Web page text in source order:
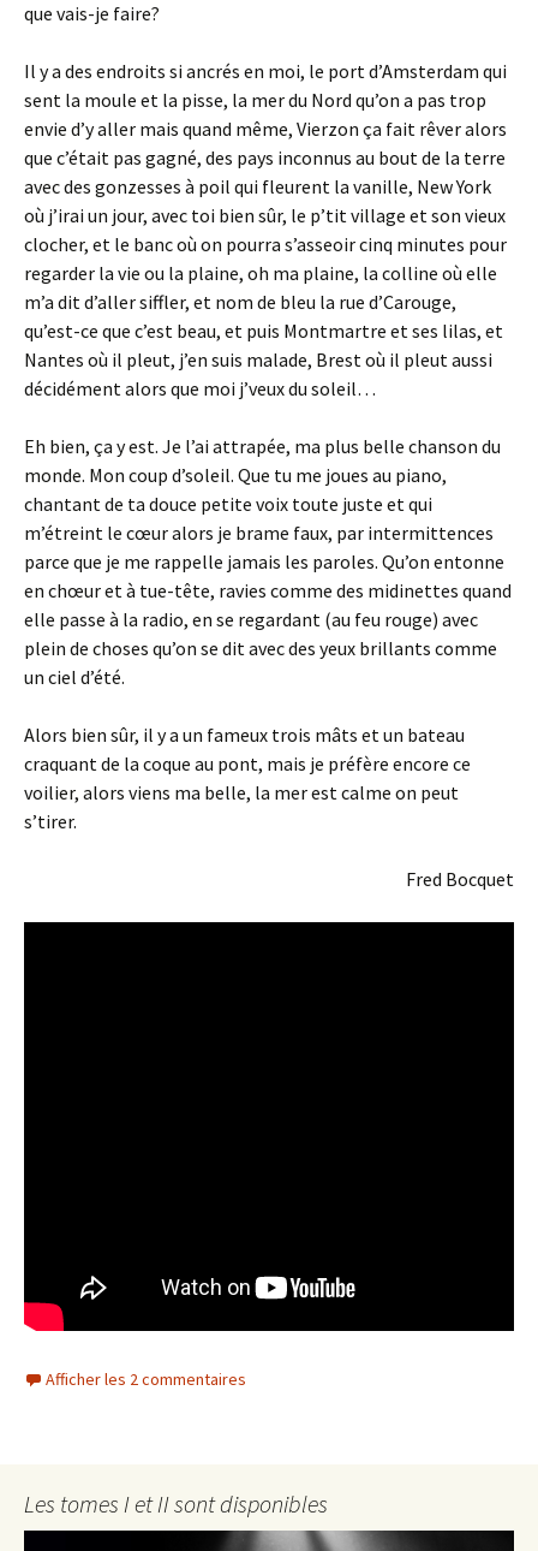
que vais-je faire?
Il y a des endroits si ancrés en moi, le port d’Amsterdam qui
sent la moule et la pisse, la mer du Nord qu’on a pas trop
envie d’y aller mais quand même, Vierzon ça fait rêver alors
que c’était pas gagné, des pays inconnus au bout de la terre
avec des gonzesses à poil qui fleurent la vanille, New York
où j’irai un jour, avec toi bien sûr, le p’tit village et son vieux
clocher, et le banc où on pourra s’asseoir cinq minutes pour
regarder la vie ou la plaine, oh ma plaine, la colline où elle
m’a dit d’aller siffler, et nom de bleu la rue d’Carouge,
qu’est-ce que c’est beau, et puis Montmartre et ses lilas, et
Nantes où il pleut, j’en suis malade, Brest où il pleut aussi
décidément alors que moi j’veux du soleil…
Eh bien, ça y est. Je l’ai attrapée, ma plus belle chanson du
monde. Mon coup d’soleil. Que tu me joues au piano,
chantant de ta douce petite voix toute juste et qui
m’étreint le cœur alors je brame faux, par intermittences
parce que je me rappelle jamais les paroles. Qu’on entonne
en chœur et à tue-tête, ravies comme des midinettes quand
elle passe à la radio, en se regardant (au feu rouge) avec
plein de choses qu’on se dit avec des yeux brillants comme
un ciel d’été.
Alors bien sûr, il y a un fameux trois mâts et un bateau
craquant de la coque au pont, mais je préfère encore ce
voilier, alors viens ma belle, la mer est calme on peut
s’tirer.
Fred Bocquet
Afficher les 2 commentaires
Les tomes I et II sont disponibles